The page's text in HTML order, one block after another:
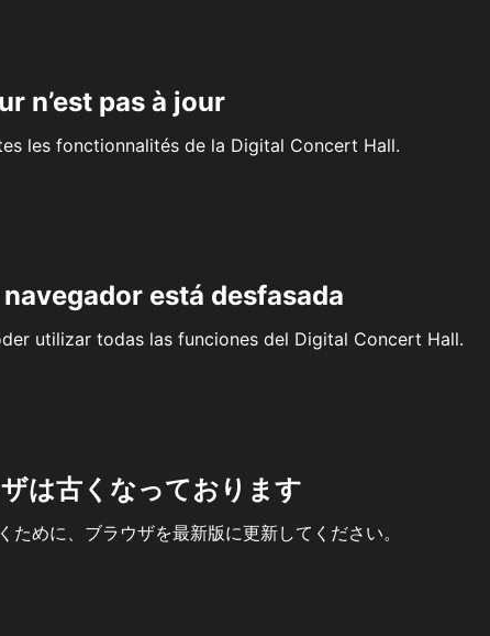
n’est pas à jour
les fonctionnalités de la Digital Concert Hall.
está desfasada
utilizar todas las funciones del Digital Concert Hall.
は古くなっております
めに、ブラウザを最新版に更新してください。